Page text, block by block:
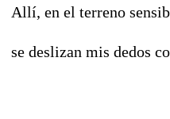
Allí, en el terreno
se deslizan mis dedos